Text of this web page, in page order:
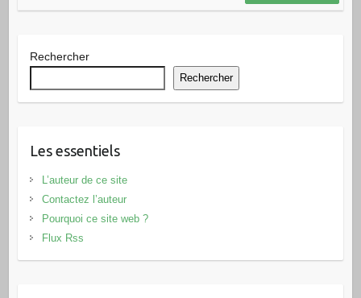
Rechercher
Rechercher
Les essentiels
L’auteur de ce site
Contactez l’auteur
Pourquoi ce site web ?
Flux Rss